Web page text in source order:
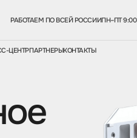
РАБОТАЕМ ПО ВСЕЙ РОССИИПН–ПТ
ЦЕНТРПАРТНЕРЫКОНТАКТЫ